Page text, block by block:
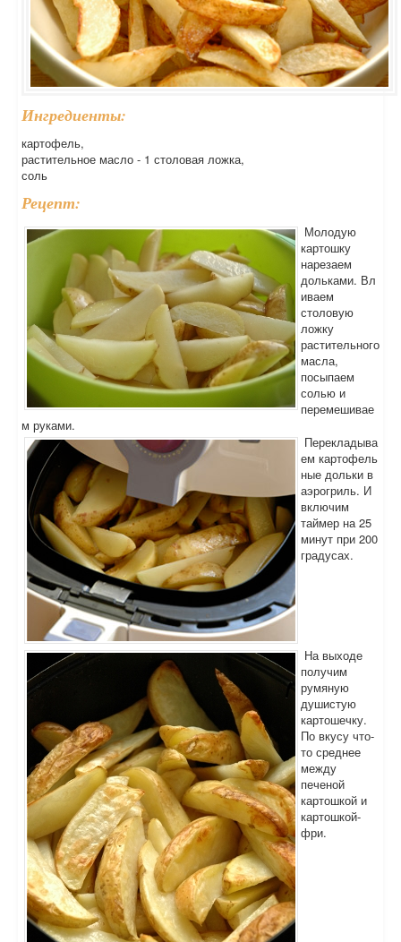
Ингредиенты:
картофель,
растительное масло - 1 столовая ложка,
соль
Рецепт:
Молодую
картошку
нарезаем
дольками. Вл
иваем
столовую
ложку
растительного
масла,
посыпаем
солью и
перемешивае
м руками.
Перекладыва
ем картофель
ные дольки в
аэрогриль. И
включим
таймер на 25
минут при 200
градусах.
На выходе
получим
румяную
душистую
картошечку.
По вкусу что-
то среднее
между
печеной
картошкой и
картошкой-
фри.